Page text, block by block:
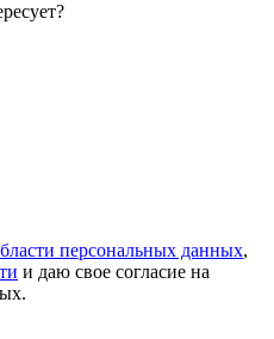
персональных данных,
и даю свое согласие на